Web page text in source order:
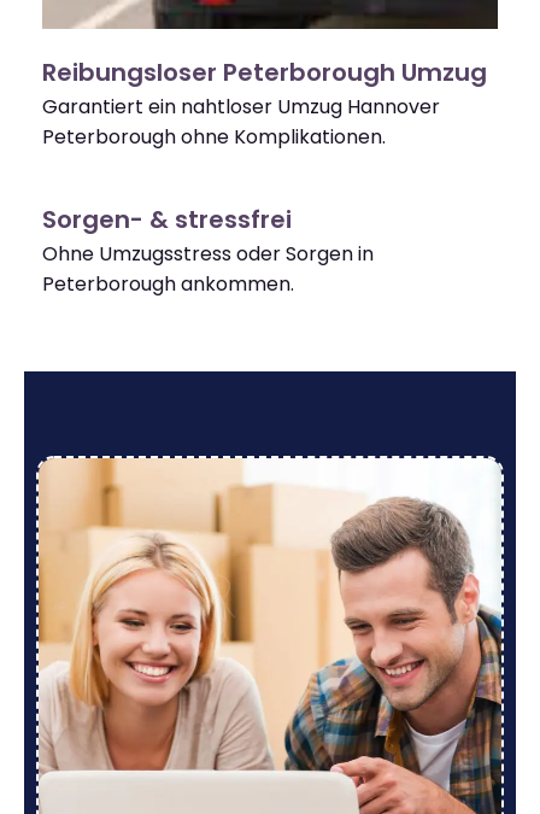
Reibungsloser Peterborough Umzug
Garantiert ein nahtloser Umzug Hannover
Peterborough ohne Komplikationen.
Sorgen- & stressfrei
Ohne Umzugsstress oder Sorgen in
Peterborough ankommen.